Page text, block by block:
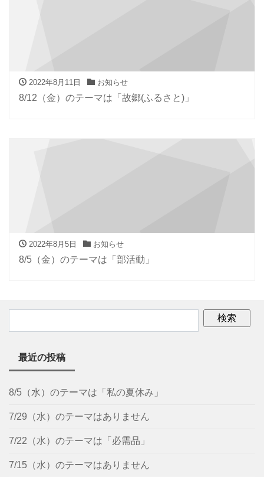
2022年8月11日 お知らせ
8/12（金）のテーマは「故郷(ふるさと)」
2022年8月5日 お知らせ
8/5（金）のテーマは「部活動」
最近の投稿
8/5（水）のテーマは「私の夏休み」
7/29（水）のテーマはありません
7/22（水）のテーマは「必需品」
7/15（水）のテーマはありません